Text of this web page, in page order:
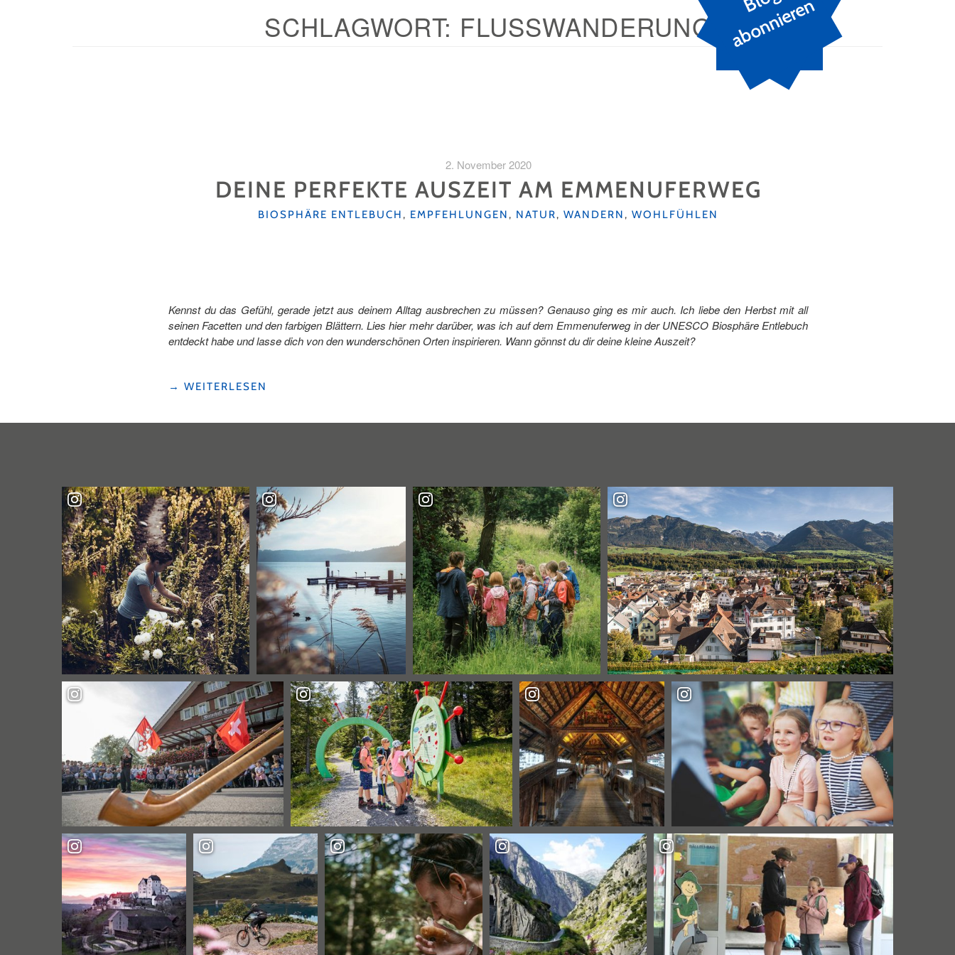
n
SCHLAGWORT: FLUSSWANDERUNG
2. November 2020
DEINE PERFEKTE AUSZEIT AM EMMENUFERWEG
KATEGORIEN
BIOSPHÄRE ENTLEBUCH, EMPFEHLUNGEN, NATUR, WANDERN, WOHLFÜHLEN
Kennst du das Gefühl, gerade jetzt aus deinem Alltag ausbrechen zu müssen? Genauso ging es mir auch. Ich liebe den Herbst mit all
seinen Facetten und den farbigen Blättern. Lies hier mehr darüber, was ich auf dem Emmenuferweg in der UNESCO Biosphäre Entlebuch
entdeckt habe und lasse dich von den wunderschönen Orten inspirieren. Wann gönnst du dir deine kleine Auszeit?
"DEINE
→ WEITERLESEN